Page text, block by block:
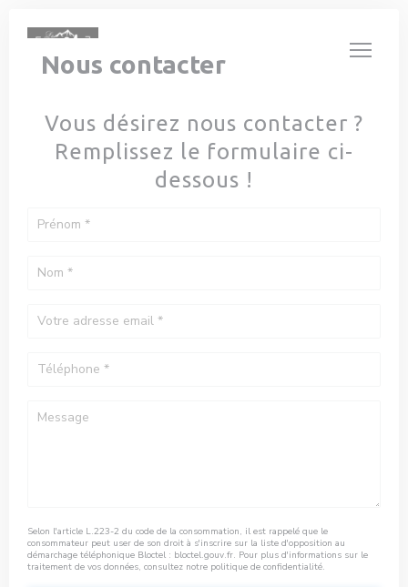
Nous contacter
Vous désirez nous contacter ?
Remplissez le formulaire ci-
dessous !
Selon l'article L.223-2 du code de la consommation, il est rappelé que le
consommateur peut user de son droit à s'inscrire sur la liste d'opposition au
démarchage téléphonique Bloctel : bloctel.gouv.fr. Pour plus d'informations sur le
traitement de vos données, consultez notre politique de confidentialité.